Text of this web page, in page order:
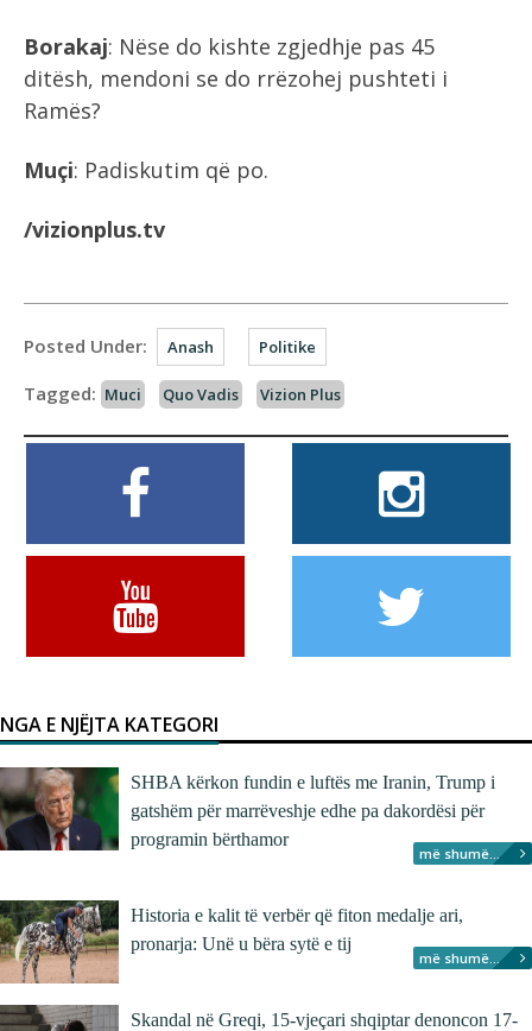
Borakaj: Nëse do kishte zgjedhje pas 45
ditësh, mendoni se do rrëzohej pushteti i
Ramës?
Muçi: Padiskutim që po.
/vizionplus.tv
Posted Under: Anash Politike
Tagged: Muci Quo Vadis Vizion Plus
NGA E NJËJTA KATEGORI
SHBA kërkon fundin e luftës me Iranin, Trump i
gatshëm për marrëveshje edhe pa dakordësi për
programin bërthamor
më shumë...
Historia e kalit të verbër që fiton medalje ari,
pronarja: Unë u bëra sytë e tij
më shumë...
Skandal në Greqi, 15-vjeçari shqiptar denoncon 17-